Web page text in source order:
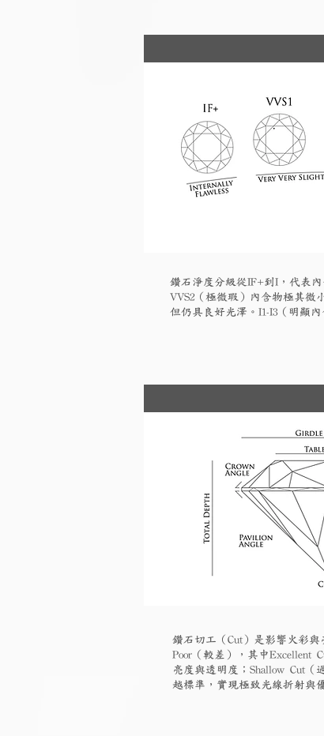
鑽石淨度分級從IF+到I，代表
VVS2（極微瑕）內含物極其微
但仍具良好光澤。I1-I3（明顯
鑽石切工（Cut）是影響火彩
Poor（較差），其中Excellent
亮度與透明度；Shallow Cut
越標準，實現極致光線折射與